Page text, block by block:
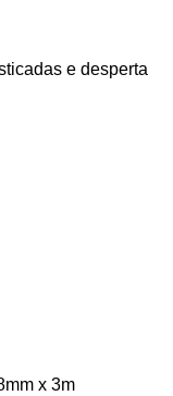
e desperta
x 3m